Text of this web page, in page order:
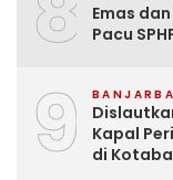
Emas
Pacu
9
Kapal
di